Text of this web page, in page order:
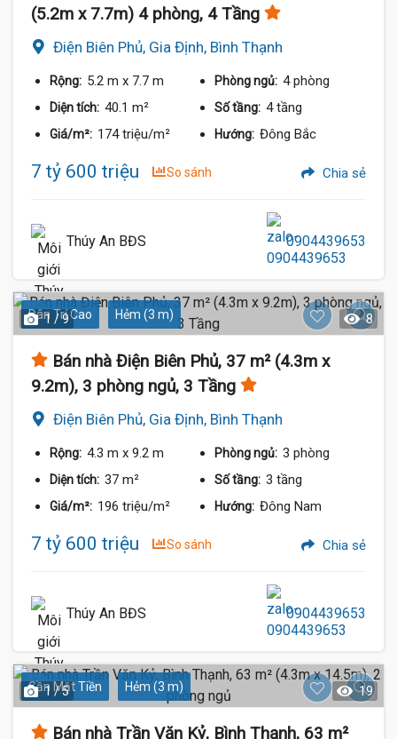
(5.2m x 7.7m) 4 phòng, 4 Tầng
Điện Biên Phủ, Gia Định, Bình Thạnh
Rộng: 5.2 m x 7.7 m Phòng ngủ: 4 phòng
Diện tích: 40.1 m² Số tầng: 4 tầng
Giá/m²: 174 triệu/m² Hướng: Đông Bắc
7 tỷ 600 triệu So sánh Chia sẻ
Thúy An BĐS 0904439653
Dân Trí Cao Hẻm (3 m)
1 / 9 8
Bán nhà Điện Biên Phủ, 37 m² (4.3m x
9.2m), 3 phòng ngủ, 3 Tầng
Điện Biên Phủ, Gia Định, Bình Thạnh
Rộng: 4.3 m x 9.2 m Phòng ngủ: 3 phòng
Diện tích: 37 m² Số tầng: 3 tầng
Giá/m²: 196 triệu/m² Hướng: Đông Nam
7 tỷ 600 triệu So sánh Chia sẻ
Thúy An BĐS 0904439653
Gần Mặt Tiền Hẻm (3 m)
1 / 5 19
Bán nhà Trần Văn Kỷ, Bình Thạnh, 63 m²